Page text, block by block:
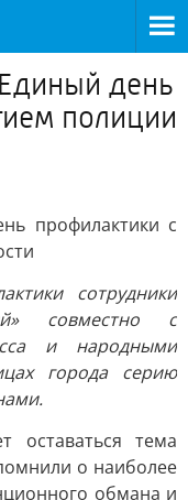
день
полиции
профилактики с
сотрудники
совместно с
и народными
города серию
оставаться тема
о наиболее
обмана и